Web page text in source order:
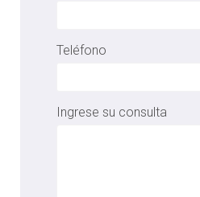
Teléfono
Ingrese su consulta